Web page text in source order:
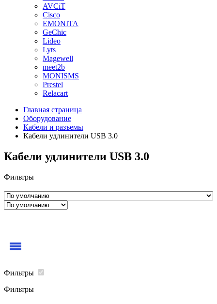
AVCiT
Cisco
EMONITA
GeChic
Lideo
Lyts
Magewell
meet2b
MONISMS
Prestel
Relacart
Главная страница
Оборудование
Кабели и разъемы
Кабели удлинители USB 3.0
Кабели удлинители USB 3.0
Фильтры
Фильтры
Фильтры